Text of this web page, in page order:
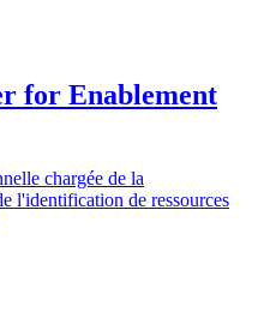
for Enablement
chargée de la
l'identification de ressources